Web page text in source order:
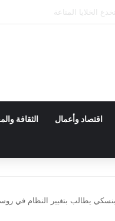
ناسا والعلماء
اقتصاد وأعمال الثقافة
يطالب بتغيير النظام في